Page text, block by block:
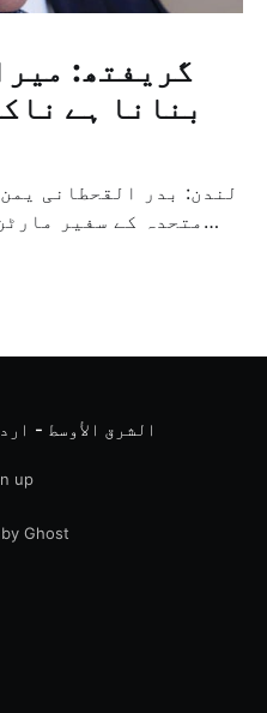
گریفتھ:
بنانا ہے
لندن: بدر القحطانی
متحدہ کے سفیر
ثالثی اور اس کشمکش
الشرق الأوسط -
up
Ghost